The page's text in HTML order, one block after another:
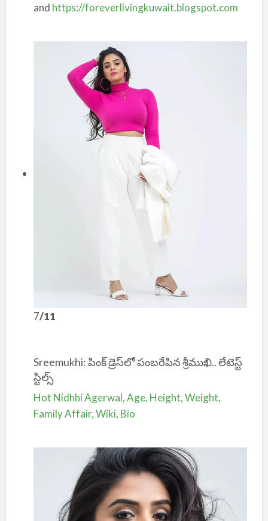
and https://foreverlivingkuwait.blogspot.com
7/11
Sreemukhi: పింక్ డ్రెస్‌లో పంబరేపిన శ్రీముఖి.. లేటెస్ట్
స్టిల్స్
Hot Nidhhi Agerwal, Age, Height, Weight,
Family Affair, Wiki, Bio